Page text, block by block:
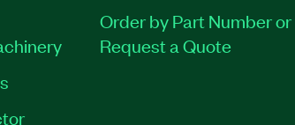
Order by Part Number or
Request a Quote